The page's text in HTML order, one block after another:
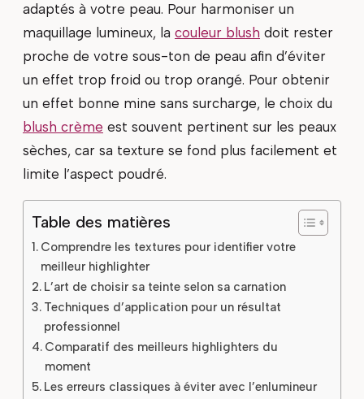
adaptés à votre peau. Pour harmoniser un
maquillage lumineux, la couleur blush doit rester
proche de votre sous-ton de peau afin d’éviter
un effet trop froid ou trop orangé. Pour obtenir
un effet bonne mine sans surcharge, le choix du
blush crème est souvent pertinent sur les peaux
sèches, car sa texture se fond plus facilement et
limite l’aspect poudré.
Table des matières
Comprendre les textures pour identifier votre
meilleur highlighter
L’art de choisir sa teinte selon sa carnation
Techniques d’application pour un résultat
professionnel
Comparatif des meilleurs highlighters du
moment
Les erreurs classiques à éviter avec l’enlumineur